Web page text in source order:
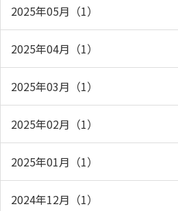
2025年05月（1）
2025年04月（1）
2025年03月（1）
2025年02月（1）
2025年01月（1）
2024年12月（1）